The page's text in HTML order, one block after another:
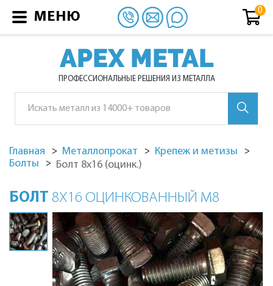
APEX METAL
ПРОФЕССИОНАЛЬНЫЕ РЕШЕНИЯ ИЗ МЕТАЛЛА
Главная Металлопрокат
Крепеж и метизы
Болты
Болт 8х16 (оцинк.)
БОЛТ 8Х16 ОЦИНКОВАННЫЙ М8
МЕНЮ